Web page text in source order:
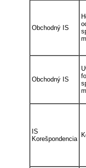
Obchodný IS
Obchodný IS
IS
Korešpondencia